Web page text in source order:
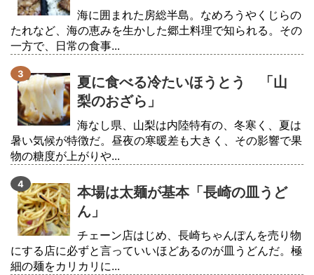
海に囲まれた房総半島。なめろうやくじらの
たれなど、海の恵みを生かした郷土料理で知られる。その
一方で、日常の食事...
夏に食べる冷たいほうとう 「山
梨のおざら」
海なし県、山梨は内陸特有の、冬寒く、夏は
暑い気候が特徴だ。昼夜の寒暖差も大きく、その影響で果
物の糖度が上がりや...
本場は太麺が基本「長崎の皿うど
ん」
チェーン店はじめ、長崎ちゃんぽんを売り物
にする店に必ずと言っていいほどあるのが皿うどんだ。極
細の麺をカリカリに...